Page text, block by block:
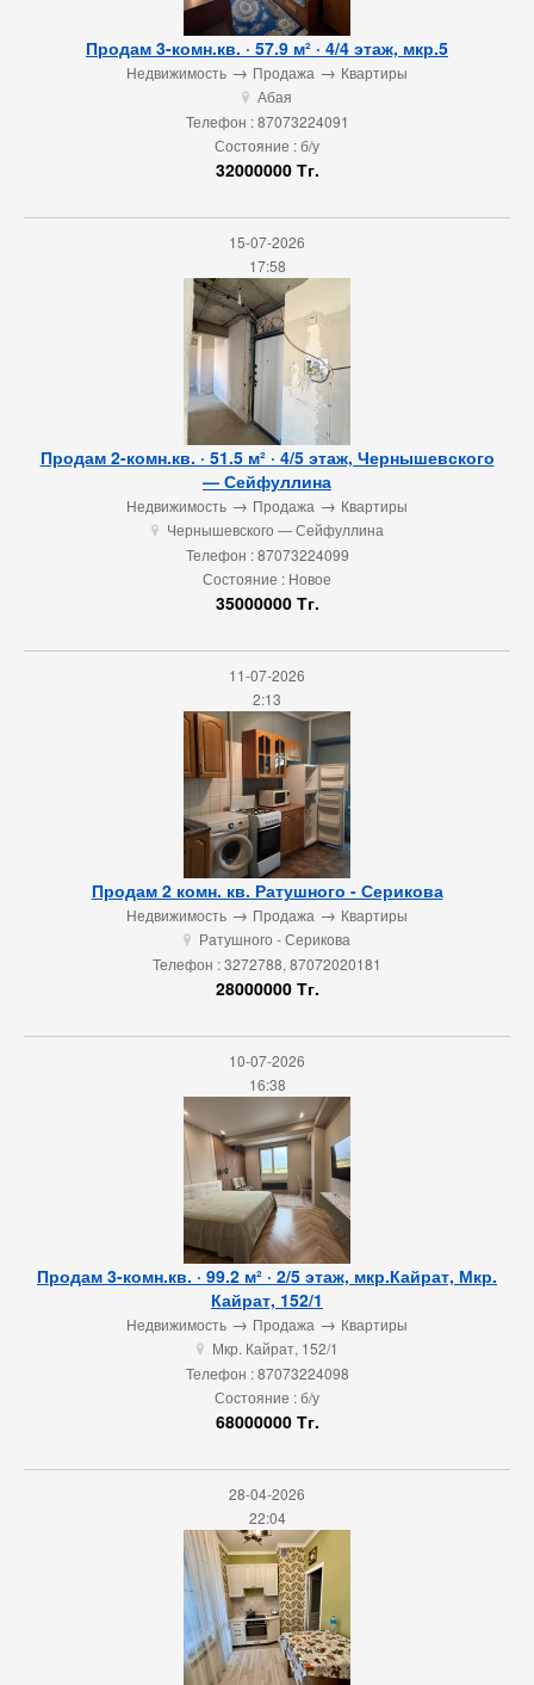
Продам 3-комн.кв. · 57.9 м² · 4/4 этаж, мкр.5
Недвижимость → Продажа → Квартиры
u Абая
Телефон : 87073224091
Состояние : б/у
32000000 Тг.
15-07-2026
17:58
Продам 2-комн.кв. · 51.5 м² · 4/5 этаж, Чернышевского
— Сейфуллина
Недвижимость → Продажа → Квартиры
u
Чернышевского — Сейфуллина
Телефон : 87073224099
Состояние : Новое
35000000 Тг.
11-07-2026
2:13
Продам 2 комн. кв. Ратушного - Серикова
Недвижимость → Продажа → Квартиры
u Ратушного - Серикова
Телефон : 3272788, 87072020181
28000000 Тг.
10-07-2026
16:38
Продам 3-комн.кв. · 99.2 м² · 2/5 этаж, мкр.Кайрат, Мкр.
Кайрат, 152/1
Недвижимость → Продажа → Квартиры
u
Мкр. Кайрат, 152/1
Телефон : 87073224098
Состояние : б/у
68000000 Тг.
28-04-2026
22:04